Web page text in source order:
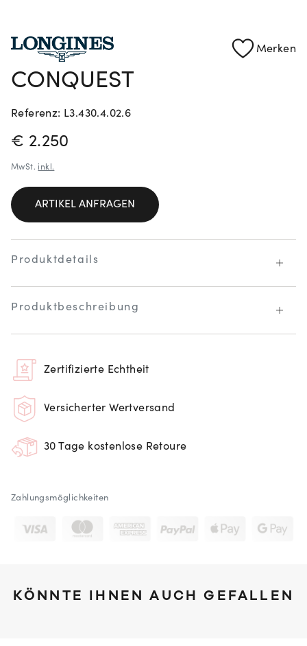
Merken
CONQUEST
Referenz: L3.430.4.02.6
PREISINFORMATIONEN
€ 2.250
MwSt. inkl.
ARTIKEL ANFRAGEN
Produktdetails
Produktbeschreibung
Zertifizierte Echtheit
Versicherter Wertversand
30 Tage kostenlose Retoure
Zahlungsmöglichkeiten
KÖNNTE IHNEN AUCH GEFALLEN